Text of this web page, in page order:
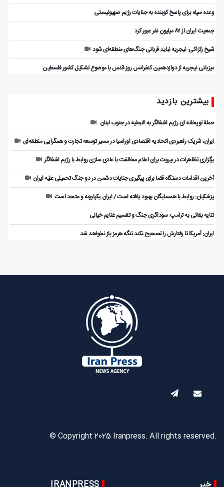
وعده سپاه برای پاسخ کوبنده به جنایات رژیم صهیونیستی
جمعیت ایران از ۸۷ میلیون نفر عبور کرد
شیخ زکزاکی: نیجریه نباید قربانی جنگ‌های منطقه‌ای شود
میزبانی نیجریه از دوازدهمین کنفرانس روز قدس با موضوع تشکیل کشور فلسطین
بیشترین بازدید
حملۀ توپخانه ای رژیم اشغالگر به النبطیه در جنوب لبنان
ایران، شریک راهبردی اتحادیه اقتصادی اوراسیا در مسیر توسعه تجارت و همگرایی منطقه‌ای
برگزاری تظاهرات در بیروت برای اعلام مخالفت با عادی سازی روابط با رژیم اشغالگر
آخرین اقدامات دستگاه قضا برای پیگیری جنایات دشمن در دو جنگ تحمیلی علیه ایران
پزشکیان: روابط با همسایگان بهبود یافته است / ایران یکپارچه و متحد است
کنایه بقائی به ترامپ: سوداگری جنگ و تقسیم غنایم خیالی
ایران: آمریکا تا رفتارش را تصحیح نکند تنگه هرمز باز نخواهد شد
© Copyright 2025 Iranpress. All rights reserved.